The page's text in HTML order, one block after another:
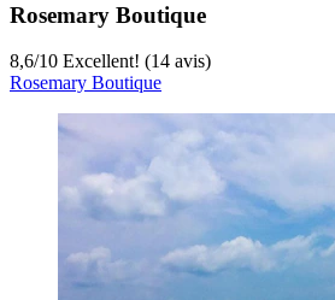
Rosemary Boutique
8,6/10 Excellent! (14 avis)
Rosemary Boutique